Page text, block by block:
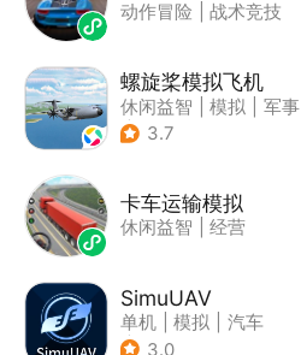
动作冒险 战术竞技
螺旋桨模拟飞机
休闲益智 模拟
军事
| 剧情
3.7
卡车运输模拟
休闲益智 经营
SimuUAV
单机 模拟
汽车
| 烧脑
3.0